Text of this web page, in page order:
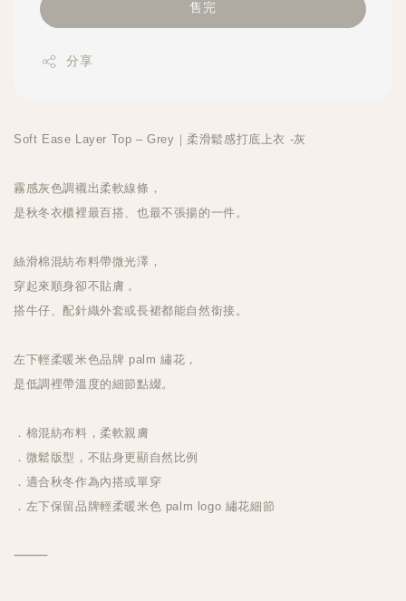
售完
分享
Soft Ease Layer Top – Grey｜柔滑鬆感打底上衣 -灰
霧感灰色調襯出柔軟線條，
是秋冬衣櫃裡最百搭、也最不張揚的一件。
絲滑棉混紡布料帶微光澤，
穿起來順身卻不貼膚，
搭牛仔、配針織外套或長裙都能自然銜接。
左下輕柔暖米色品牌 palm 繡花，
是低調裡帶溫度的細節點綴。
．棉混紡布料，柔軟親膚
．微鬆版型，不貼身更顯自然比例
．適合秋冬作為內搭或單穿
．左下保留品牌輕柔暖米色 palm logo 繡花細節
⸻